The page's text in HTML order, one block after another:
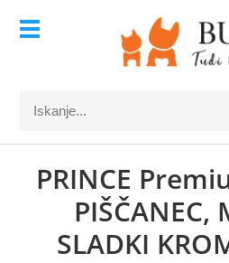
PRINCE
PIŠČANEC,
SLADKI